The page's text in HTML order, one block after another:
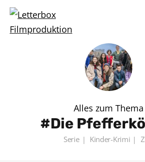
Alles zum Thema
Die
Serie Kinder-Krimi